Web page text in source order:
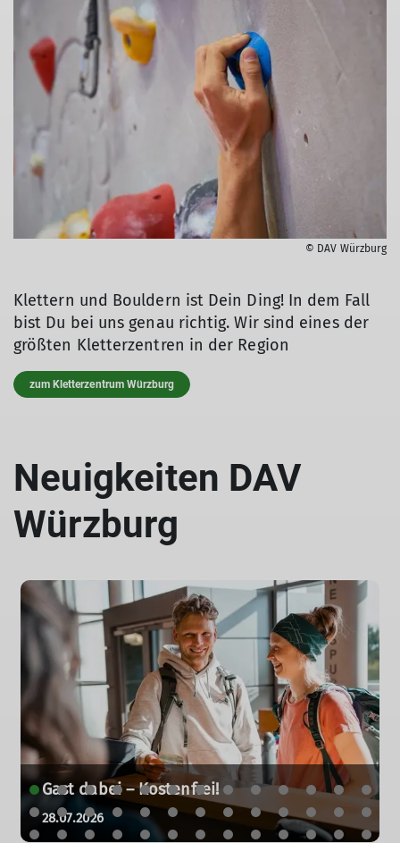
© DAV Würzburg
Klettern und Bouldern ist Dein Ding! In dem Fall
bist Du bei uns genau richtig. Wir sind eines der
größten Kletterzentren in der Region
zum Kletterzentrum Würzburg
Neuigkeiten DAV
Würzburg
Gast dabei – Kostenfrei!
28.07.2026